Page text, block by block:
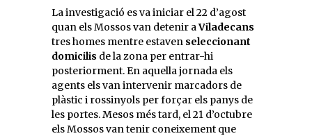
La investigació es va iniciar el 22 d’agost
quan els Mossos van detenir aViladecans
tres homes mentre estaven seleccionant
domicilis de la zona per entrar-hi
posteriorment. En aquella jornada els
agents els van intervenir marcadors de
plàstic i rossinyols per forçar els panys de
les portes. Mesos més tard, el 21 d’octubre
els Mossos van tenir coneixement que